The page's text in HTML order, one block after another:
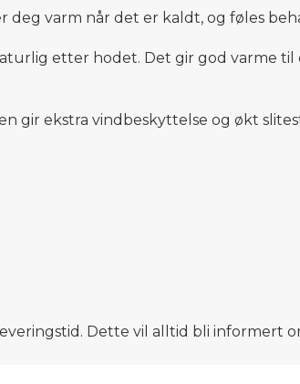
varm når det er kaldt, og føles
etter hodet. Det gir god varme til
gir ekstra vindbeskyttelse og økt
Dette vil alltid bli informert